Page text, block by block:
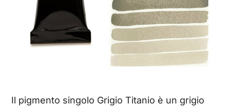
Iscriviti
Il pigmento singolo Grigio Titanio è un grigio